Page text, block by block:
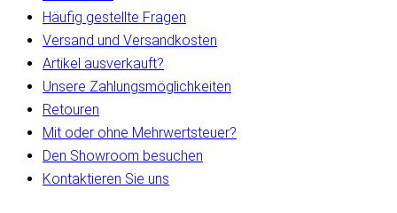
Häufig gestellte Fragen
Versand und Versandkosten
Artikel ausverkauft?
Unsere Zahlungsmöglichkeiten
Retouren
Mit oder ohne Mehrwertsteuer?
Den Showroom besuchen
Kontaktieren Sie uns